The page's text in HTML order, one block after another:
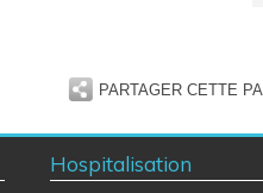
PARTAGER CETTE
Hospitalisation